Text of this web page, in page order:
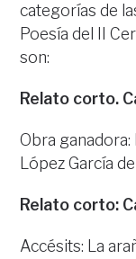
categorías de
Poesía del II
son:
Relato corto.
Obra
López García
Relato corto:
Accésits: La